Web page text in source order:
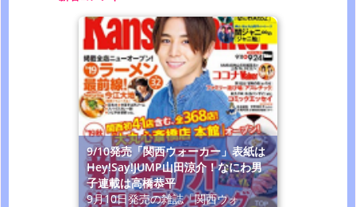
9/10発売「関西ウォーカー」表紙は
Hey!Say!JUMP山田涼介！なにわ男
子連載は高橋恭平
9月10日発売の雑誌「関西ウォ